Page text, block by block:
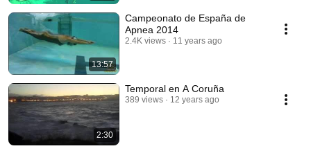
13:57
Campeonato de España de
Apnea 2014
2.4K views 11 years ago
2:30
Temporal en A Coruña
389 views 12 years ago